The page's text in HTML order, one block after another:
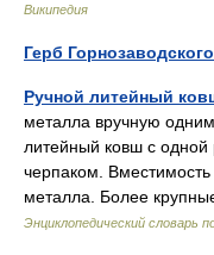
Википедия
Герб
Ручной литейный
металла вручную
литейный ковш с одной
черпаком. Вместимость
металла. Более
Энциклопедический словарь